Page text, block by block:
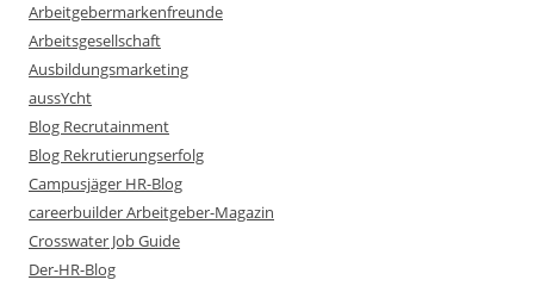
Arbeitgebermarkenfreunde
Arbeitsgesellschaft
Ausbildungsmarketing
aussYcht
Blog Recrutainment
Blog Rekrutierungserfolg
Campusjäger HR-Blog
careerbuilder Arbeitgeber-Magazin
Crosswater Job Guide
Der-HR-Blog